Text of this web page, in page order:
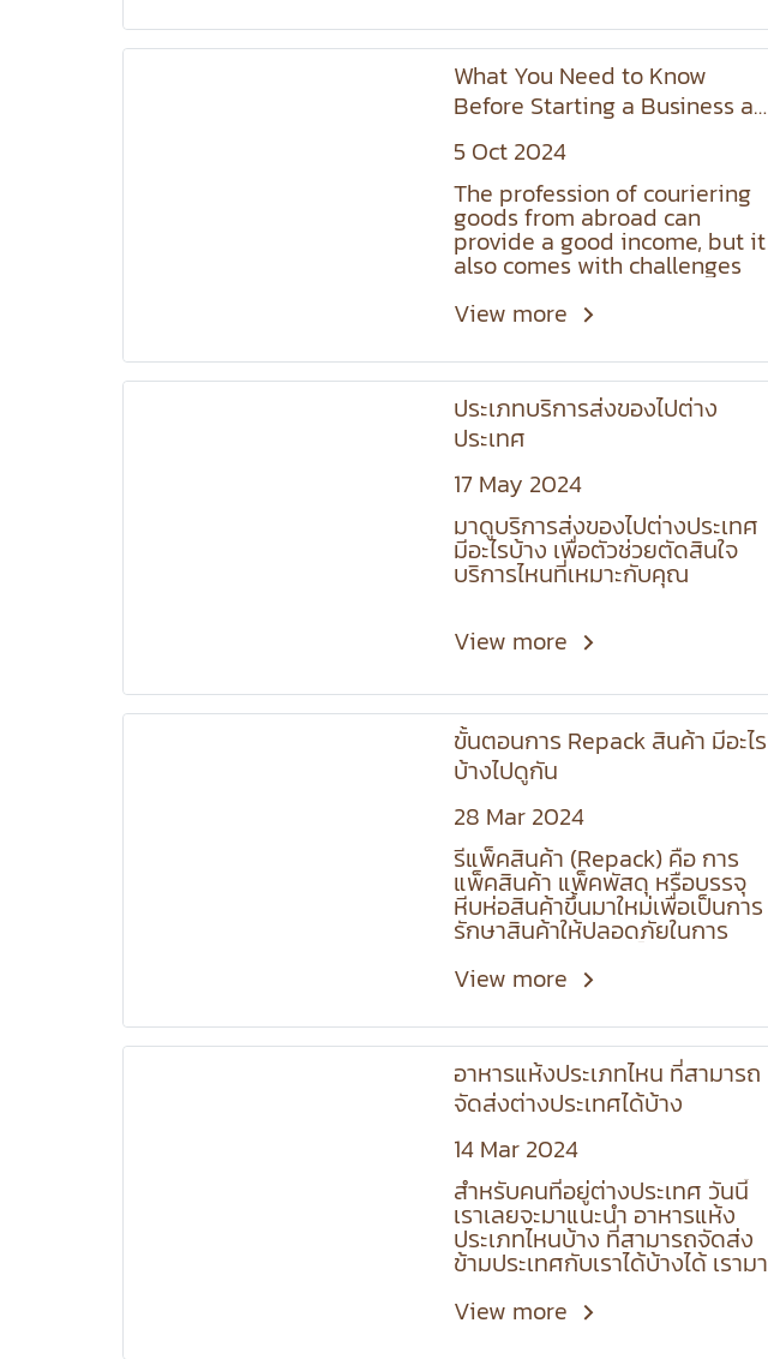
track and manage shipments
efficiently, choose the right
service, and communicate
effectively with shipping
companies.
Misunderstanding these
or costly mistakes.
What You Need to Know
Before Starting a Business as
a Courier for International
Deliveries
5 Oct 2024
The profession of couriering
goods from abroad can
provide a good income, but it
also comes with challenges
that you need to be prepared
for. Studying information,
learning about shipping
methods, building a network,
and preparing to manage
risks will help ensure smooth
and safe operations.
View more
ประเภทบริการส่งของไปต่าง
ประเทศ
17 May 2024
มาดูบริการส่งของไปต่างประเทศ
มีอะไรบ้าง️ เพื่อตัวช่วยตัดสินใจ
บริการไหนที่เหมาะกับคุณ
View more
ขั้นตอนการ Repack สินค้า มีอะไร
บ้างไปดูกัน
28 Mar 2024
รีแพ็คสินค้า (Repack) คือ การ
แพ็คสินค้า แพ็คพัสดุ หรือบรรจุ
หีบห่อสินค้าขึ้นมาใหม่เพื่อเป็นการ
รักษาสินค้าให้ปลอดภัยในการ
ขนส่ง โดยการห่อแพ็คกันกระแทก
การจัดเรียงสินค้าให้พอดีกับพื้นที่
ขนาดพอดี เหมาะสมกับสินค้า
View more
อาหารแห้งประเภทไหน ที่สามารถ
จัดส่งต่างประเทศได้บ้าง
14 Mar 2024
สำหรับคนที่อยู่ต่างประเทศ วันนี้
เราเลยจะมาแนะนำ อาหารแห้ง
ประเภทไหนบ้าง ที่สามารถจัดส่ง
ข้ามประเทศกับเราได้บ้างได้ เรามา
View more